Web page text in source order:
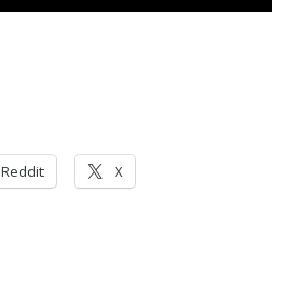
Reddit X